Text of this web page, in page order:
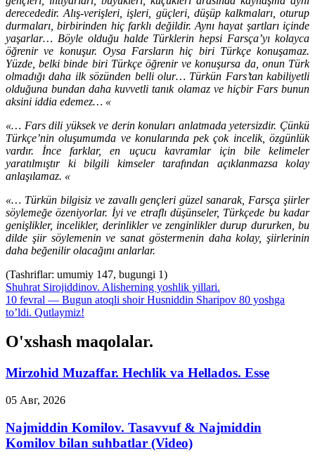
derecededir. Alış-verişleri, işleri, güçleri, düşüp kalkmaları, oturup
durmaları, birbirinden hiç farklı değildir. Aynı hayat şartları içinde
yaşarlar… Böyle olduğu halde Türklerin hepsi Farsça’yı kolayca
öğrenir ve konuşur. Oysa Farsların hiç biri Türkçe konuşamaz.
Yüzde, belki binde biri Türkçe öğrenir ve konuşursa da, onun Türk
olmadığı daha ilk sözünden belli olur… Türkün Fars’tan kabiliyetli
olduğuna bundan daha kuvvetli tanık olamaz ve hiçbir Fars bunun
aksini iddia edemez… «
«… Fars dili yüksek ve derin konuları anlatmada yetersizdir. Çünkü
Türkçe’nin oluşumumda ve konularında pek çok incelik, özgünlük
vardır. İnce farklar, en uçucu kavramlar için bile kelimeler
yaratılmıştır ki bilgili kimseler tarafından açıklanmazsa kolay
anlaşılamaz. «
«… Türkün bilgisiz ve zavallı gençleri güzel sanarak, Farsça şiirler
söylemeğe özeniyorlar. İyi ve etraflı düşünseler, Türkçede bu kadar
genişlikler, incelikler, derinlikler ve zenginlikler durup dururken, bu
dilde şiir söylemenin ve sanat göstermenin daha kolay, şiirlerinin
daha beğenilir olacağını anlarlar.
(Tashriflar: umumiy 147, bugungi 1)
Shuhrat Sirojiddinov. Alisherning yoshlik yillari.
10 fevral — Bugun atoqli shoir Husniddin Sharipov 80 yoshga
to’ldi. Qutlaymiz!
O'xshash maqolalar.
Mirzohid Muzaffar. Hechlik va Hellados. Esse
05 Авг, 2026
Najmiddin Komilov. Tasavvuf & Najmiddin
Komilov bilan suhbatlar (Video)